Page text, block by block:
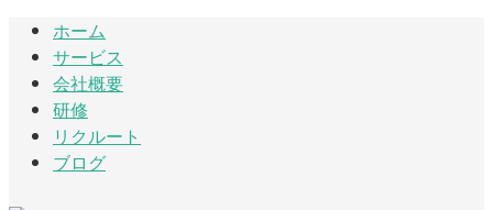
ホーム
サービス
会社概要
研修
リクルート
ブログ